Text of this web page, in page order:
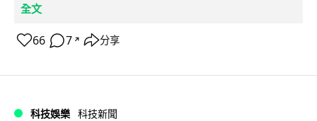
全文
66 7 ↗ 分享
科技娛樂 科技新聞